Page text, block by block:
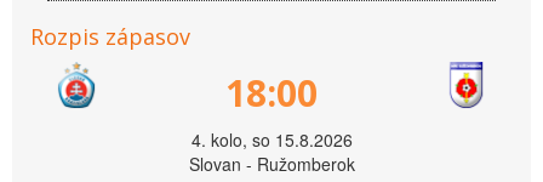
Rozpis zápasov
18:00
4. kolo, so 15.8.2026
Slovan - Ružomberok